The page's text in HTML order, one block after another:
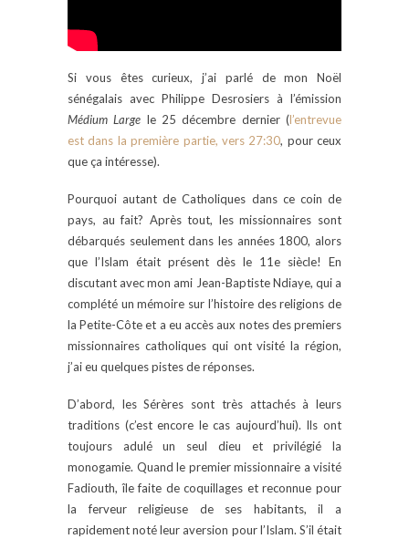
Si vous êtes curieux, j’ai parlé de mon Noël
sénégalais avec Philippe Desrosiers à l’émission
Médium Large le 25 décembre dernier (l’entrevue
est dans la première partie, vers 27:30, pour ceux
que ça intéresse).
Pourquoi autant de Catholiques dans ce coin de
pays, au fait? Après tout, les missionnaires sont
débarqués seulement dans les années 1800, alors
que l’Islam était présent dès le 11e siècle! En
discutant avec mon ami Jean-Baptiste Ndiaye, qui a
complété un mémoire sur l’histoire des religions de
la Petite-Côte et a eu accès aux notes des premiers
missionnaires catholiques qui ont visité la région,
j’ai eu quelques pistes de réponses.
D’abord, les Sérères sont très attachés à leurs
traditions (c’est encore le cas aujourd’hui). Ils ont
toujours adulé un seul dieu et privilégié la
monogamie. Quand le premier missionnaire a visité
Fadiouth, île faite de coquillages et reconnue pour
la ferveur religieuse de ses habitants, il a
rapidement noté leur aversion pour l’Islam. S’il était